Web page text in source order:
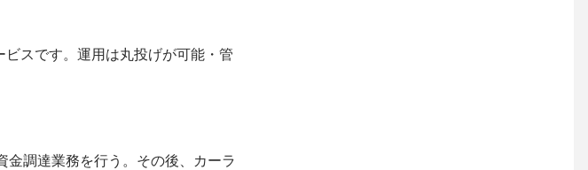
スです。運用は丸投げが可能・管
調達業務を行う。その後、カーラ